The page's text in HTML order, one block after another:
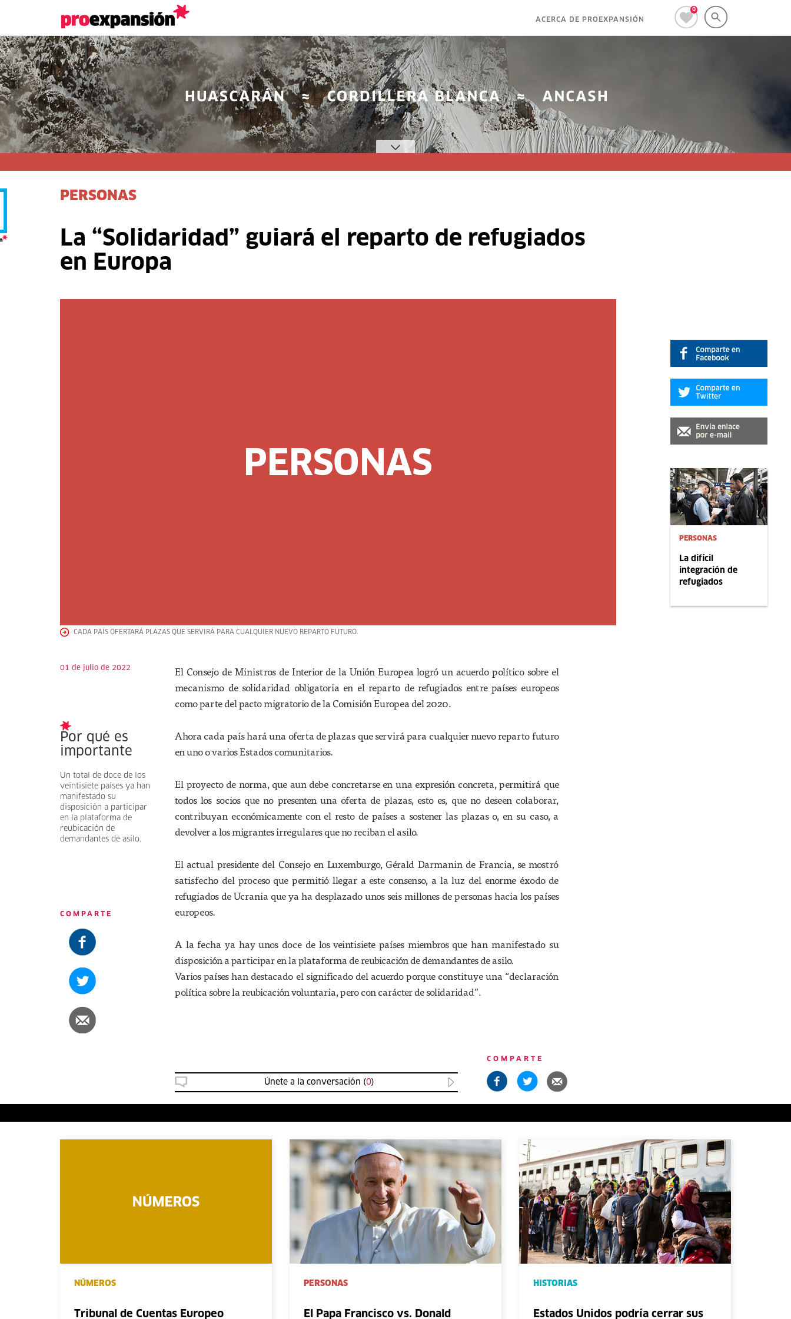
0
ACERCA DE PROEXPANSIÓN
PERSONAS
La difícil
integración de
refugiados
PERSONAS
La “Solidaridad” guiará el reparto de refugiados
en Europa
CADA PAÍS OFERTARÁ PLAZAS QUE SERVIRÁ PARA CUALQUIER NUEVO REPARTO FUTURO.
01 de julio de 2022
Por qué es
importante
Un total de doce de los
veintisiete países ya han
manifestado su
disposición a participar
en la plataforma de
reubicación de
demandantes de asilo.
COMPARTE
El Consejo de Ministros de Interior de la Unión Europea logró un acuerdo político sobre el
mecanismo de solidaridad obligatoria en el reparto de refugiados entre países europeos
como parte del pacto migratorio de la Comisión Europea del 2020.
Ahora cada país hará una oferta de plazas que servirá para cualquier nuevo reparto futuro
en uno o varios Estados comunitarios.
El proyecto de norma, que aun debe concretarse en una expresión concreta, permitirá que
todos los socios que no presenten una oferta de plazas, esto es, que no deseen colaborar,
contribuyan económicamente con el resto de países a sostener las plazas o, en su caso, a
devolver a los migrantes irregulares que no reciban el asilo.
El actual presidente del Consejo en Luxemburgo, Gérald Darmanin de Francia, se mostró
satisfecho del proceso que permitió llegar a este consenso, a la luz del enorme éxodo de
refugiados de Ucrania que ya ha desplazado unos seis millones de personas hacia los países
europeos.
A la fecha ya hay unos doce de los veintisiete países miembros que han manifestado su
disposición a participar en la plataforma de reubicación de demandantes de asilo.
Varios países han destacado el significado del acuerdo porque constituye una “declaración
política sobre la reubicación voluntaria, pero con carácter de solidaridad”.
Únete a la conversación (0)
COMPARTE
NÚMEROS
Tribunal de Cuentas Europeo
PERSONAS
El Papa Francisco vs. Donald
HISTORIAS
Estados Unidos podría cerrar sus